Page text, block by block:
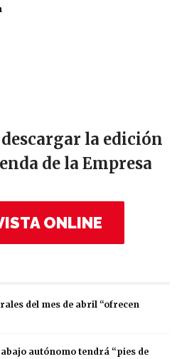
descargar la edición
de la Empresa
ONLINE
del mes de abril “ofrecen
autónomo tendrá “pies de